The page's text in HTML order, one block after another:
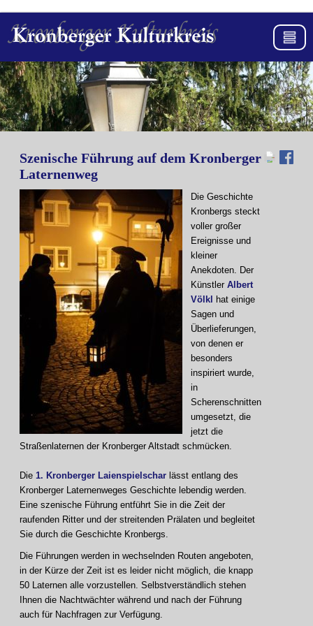
Szenische Führung auf dem Kronberger
Laternenweg
Die Geschichte
Kronbergs steckt
voller großer
Ereignisse und
kleiner
Anekdoten. Der
Künstler Albert
Völkl
hat einige
Sagen und
Überlieferungen,
von denen er
besonders
inspiriert wurde,
in
Scherenschnitten
umgesetzt, die
jetzt die
Straßenlaternen der Kronberger Altstadt schmücken.
Die 1. Kronberger Laienspielschar lässt entlang des
Kronberger Laternenweges Geschichte lebendig werden.
Eine szenische Führung entführt Sie in die Zeit der
raufenden Ritter und der streitenden Prälaten und begleitet
Sie durch die Geschichte Kronbergs.
Die Führungen werden in wechselnden Routen angeboten,
in der Kürze der Zeit ist es leider nicht möglich, die knapp
50 Laternen alle vorzustellen. Selbstverständlich stehen
Ihnen die Nachtwächter während und nach der Führung
auch für Nachfragen zur Verfügung.